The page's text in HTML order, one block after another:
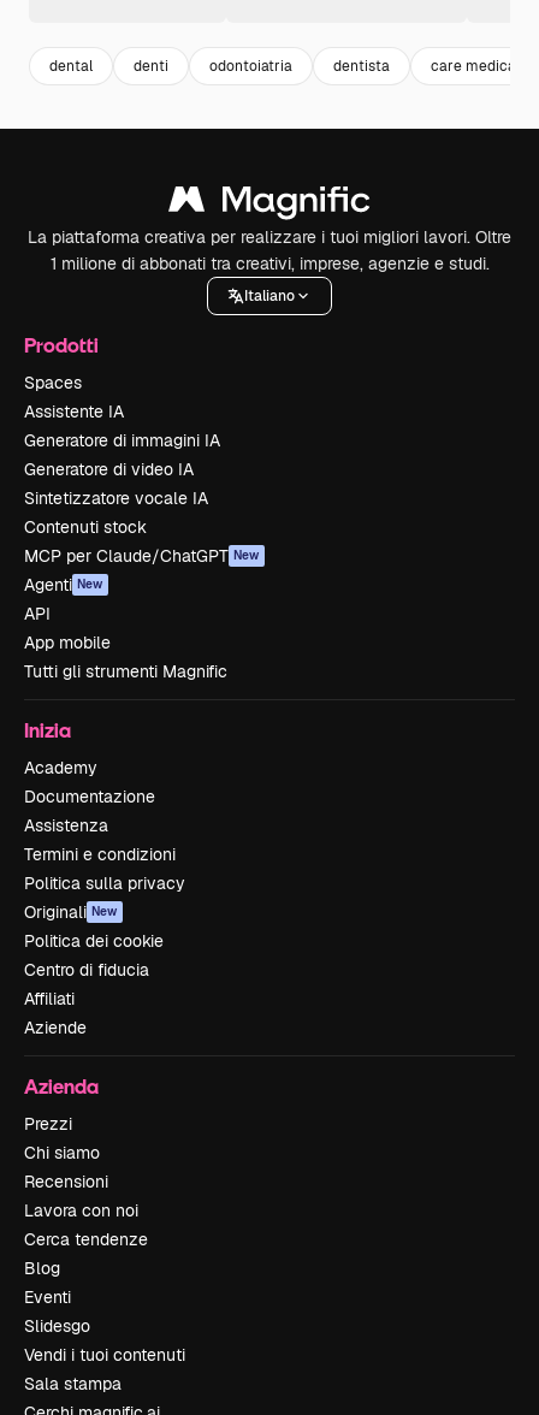
dental denti odontoiatria dentista care medical
La piattaforma creativa per realizzare i tuoi migliori lavori. Oltre
1 milione di abbonati tra creativi, imprese, agenzie e studi.
Italiano
Prodotti
Spaces
Assistente IA
Generatore di immagini IA
Generatore di video IA
Sintetizzatore vocale IA
Contenuti stock
MCP per Claude/ChatGPT New
Agenti New
API
App mobile
Tutti gli strumenti Magnific
Inizia
Academy
Documentazione
Assistenza
Termini e condizioni
Politica sulla privacy
Originali New
Politica dei cookie
Centro di fiducia
Affiliati
Aziende
Azienda
Prezzi
Chi siamo
Recensioni
Lavora con noi
Cerca tendenze
Blog
Eventi
Slidesgo
Vendi i tuoi contenuti
Sala stampa